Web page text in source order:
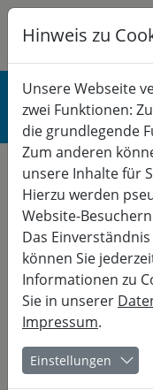
K
BERUF
Berufliche
Es gibt schon den
01.11.-
Kurs-Nr. 27-20221
Bu
Das große
nicht
(Th. Huxley)
Hinweis zu
Unsere Webseite
zwei Funktionen:
die grundlegende
Zum anderen
unsere Inhalte für
Hierzu werden
Website-
Das
können Sie
Informationen zu
Sie in unserer
Impressum.
Einstellungen